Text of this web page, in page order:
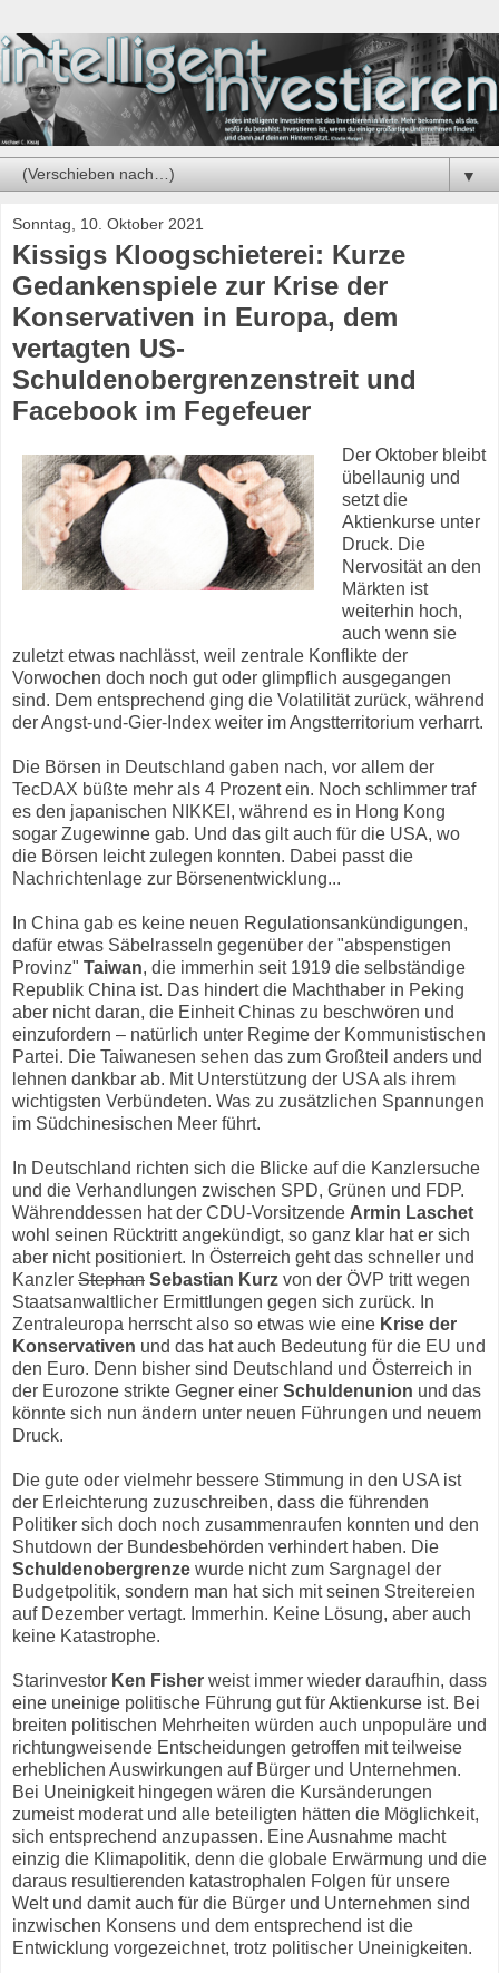
▼
Sonntag, 10. Oktober 2021
Kissigs Kloogschieterei: Kurze
Gedankenspiele zur Krise der
Konservativen in Europa, dem
vertagten US-
Schuldenobergrenzenstreit und
Facebook im Fegefeuer
Der Oktober bleibt
übellaunig und
setzt die
Aktienkurse unter
Druck. Die
Nervosität an den
Märkten ist
weiterhin hoch,
auch wenn sie
zuletzt etwas nachlässt, weil zentrale Konflikte der
Vorwochen doch noch gut oder glimpflich ausgegangen
sind. Dem entsprechend ging die Volatilität zurück, während
der Angst-und-Gier-Index weiter im Angstterritorium verharrt.
Die Börsen in Deutschland gaben nach, vor allem der
TecDAX büßte mehr als 4 Prozent ein. Noch schlimmer traf
es den japanischen NIKKEI, während es in Hong Kong
sogar Zugewinne gab. Und das gilt auch für die USA, wo
die Börsen leicht zulegen konnten. Dabei passt die
Nachrichtenlage zur Börsenentwicklung...
In China gab es keine neuen Regulationsankündigungen,
dafür etwas Säbelrasseln gegenüber der "abspenstigen
Provinz" Taiwan, die immerhin seit 1919 die selbständige
Republik China ist. Das hindert die Machthaber in Peking
aber nicht daran, die Einheit Chinas zu beschwören und
einzufordern – natürlich unter Regime der Kommunistischen
Partei. Die Taiwanesen sehen das zum Großteil anders und
lehnen dankbar ab. Mit Unterstützung der USA als ihrem
wichtigsten Verbündeten. Was zu zusätzlichen Spannungen
im Südchinesischen Meer führt.
In Deutschland richten sich die Blicke auf die Kanzlersuche
und die Verhandlungen zwischen SPD, Grünen und FDP.
Währenddessen hat der CDU-Vorsitzende Armin Laschet
wohl seinen Rücktritt angekündigt, so ganz klar hat er sich
aber nicht positioniert. In Österreich geht das schneller und
Kanzler Stephan Sebastian Kurz von der ÖVP tritt wegen
Staatsanwaltlicher Ermittlungen gegen sich zurück. In
Zentraleuropa herrscht also so etwas wie eine Krise der
Konservativen und das hat auch Bedeutung für die EU und
den Euro. Denn bisher sind Deutschland und Österreich in
der Eurozone strikte Gegner einer Schuldenunion und das
könnte sich nun ändern unter neuen Führungen und neuem
Druck.
Die gute oder vielmehr bessere Stimmung in den USA ist
der Erleichterung zuzuschreiben, dass die führenden
Politiker sich doch noch zusammenraufen konnten und den
Shutdown der Bundesbehörden verhindert haben. Die
Schuldenobergrenze wurde nicht zum Sargnagel der
Budgetpolitik, sondern man hat sich mit seinen Streitereien
auf Dezember vertagt. Immerhin. Keine Lösung, aber auch
keine Katastrophe.
Starinvestor Ken Fisher weist immer wieder daraufhin, dass
eine uneinige politische Führung gut für Aktienkurse ist. Bei
breiten politischen Mehrheiten würden auch unpopuläre und
richtungweisende Entscheidungen getroffen mit teilweise
erheblichen Auswirkungen auf Bürger und Unternehmen.
Bei Uneinigkeit hingegen wären die Kursänderungen
zumeist moderat und alle beteiligten hätten die Möglichkeit,
sich entsprechend anzupassen. Eine Ausnahme macht
einzig die Klimapolitik, denn die globale Erwärmung und die
daraus resultierenden katastrophalen Folgen für unsere
Welt und damit auch für die Bürger und Unternehmen sind
inzwischen Konsens und dem entsprechend ist die
Entwicklung vorgezeichnet, trotz politischer Uneinigkeiten.